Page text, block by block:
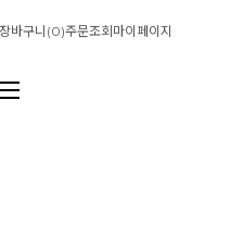
장바구니(0)주문조회마이페이지